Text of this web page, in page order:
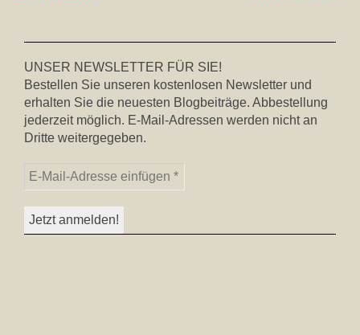
UNSER NEWSLETTER FÜR SIE!
Bestellen Sie unseren kostenlosen Newsletter und
erhalten Sie die neuesten Blogbeiträge. Abbestellung
jederzeit möglich. E-Mail-Adressen werden nicht an
Dritte weitergegeben.